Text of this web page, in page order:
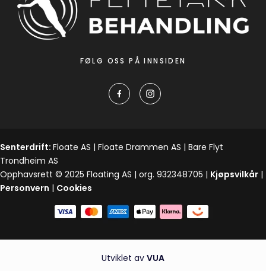
FØLG OSS PÅ INNSIDEN
Senterdrift: Floate AS | Floate Drammen AS | Bare Flyt
Trondheim AS
Opphavsrett © 2025 Floating AS | org. 932348705 | Kjøpsvilkår |
Personvern | Cookies
Utviklet av VUA